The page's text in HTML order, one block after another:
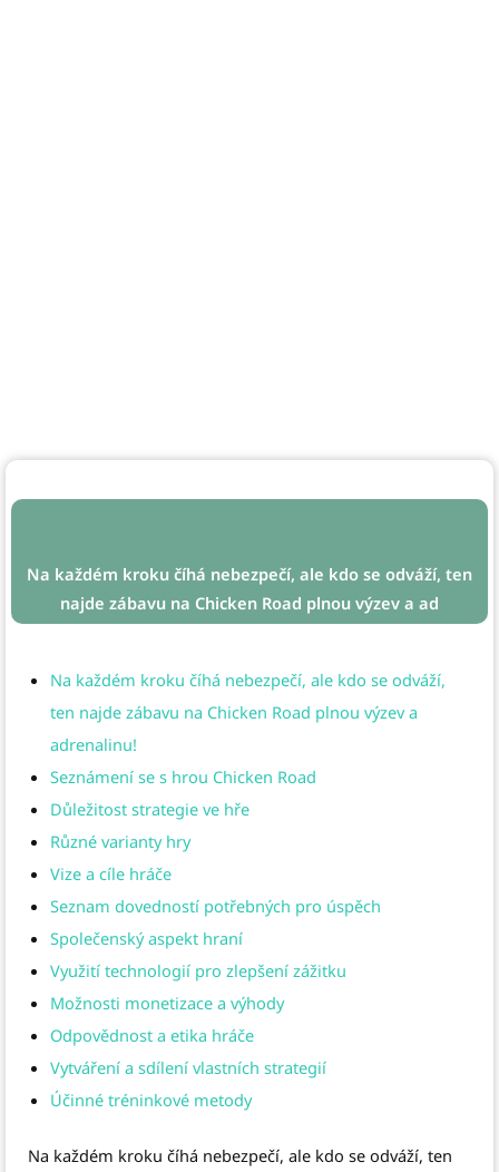
Na každém kroku číhá nebezpečí, ale kdo se odváží, ten
najde zábavu na Chicken Road plnou výzev a ad
Na každém kroku číhá nebezpečí, ale kdo se odváží,
ten najde zábavu na Chicken Road plnou výzev a
adrenalinu!
Seznámení se s hrou Chicken Road
Důležitost strategie ve hře
Různé varianty hry
Vize a cíle hráče
Seznam dovedností potřebných pro úspěch
Společenský aspekt hraní
Využití technologií pro zlepšení zážitku
Možnosti monetizace a výhody
Odpovědnost a etika hráče
Vytváření a sdílení vlastních strategií
Účinné tréninkové metody
Na každém kroku číhá nebezpečí, ale kdo se odváží, ten